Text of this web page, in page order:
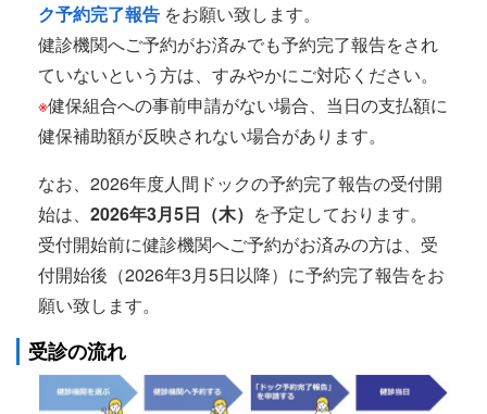
ク予約完了報告 をお願い致します。
健診機関へご予約がお済みでも予約完了報告をされ
ていないという方は、すみやかにご対応ください。
※健保組合への事前申請がない場合、当日の支払額に
健保補助額が反映されない場合があります。
なお、2026年度人間ドックの予約完了報告の受付開
始は、 2026年3月5日（木） を予定しております。
受付開始前に健診機関へご予約がお済みの方は、受
付開始後（2026年3月5日以降）に予約完了報告をお
願い致します。
受診の流れ